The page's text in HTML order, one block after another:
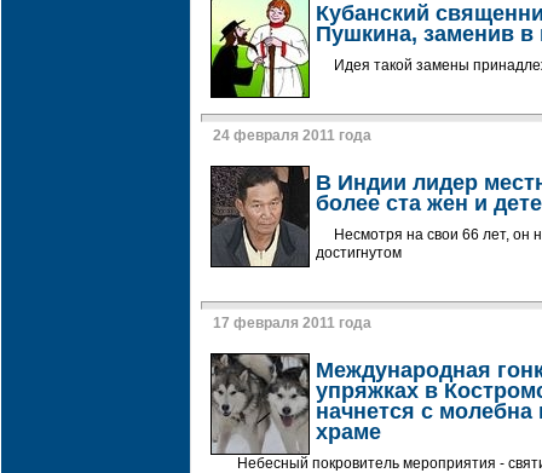
Кубанский
Пушкина, заменив в
Идея такой замены
24 февраля 2011 года
В Индии лидер
более ста жен и
Несмотря на свои 66 лет, он
достигнутом
17 февраля 2011 года
Международная
упряжках в
начнется с
храме
Небесный покровитель мероприятия -